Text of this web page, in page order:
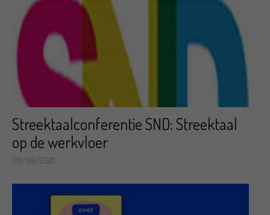
Streektaalconferentie SND: Streektaal
op de werkvloer
09/09/2021